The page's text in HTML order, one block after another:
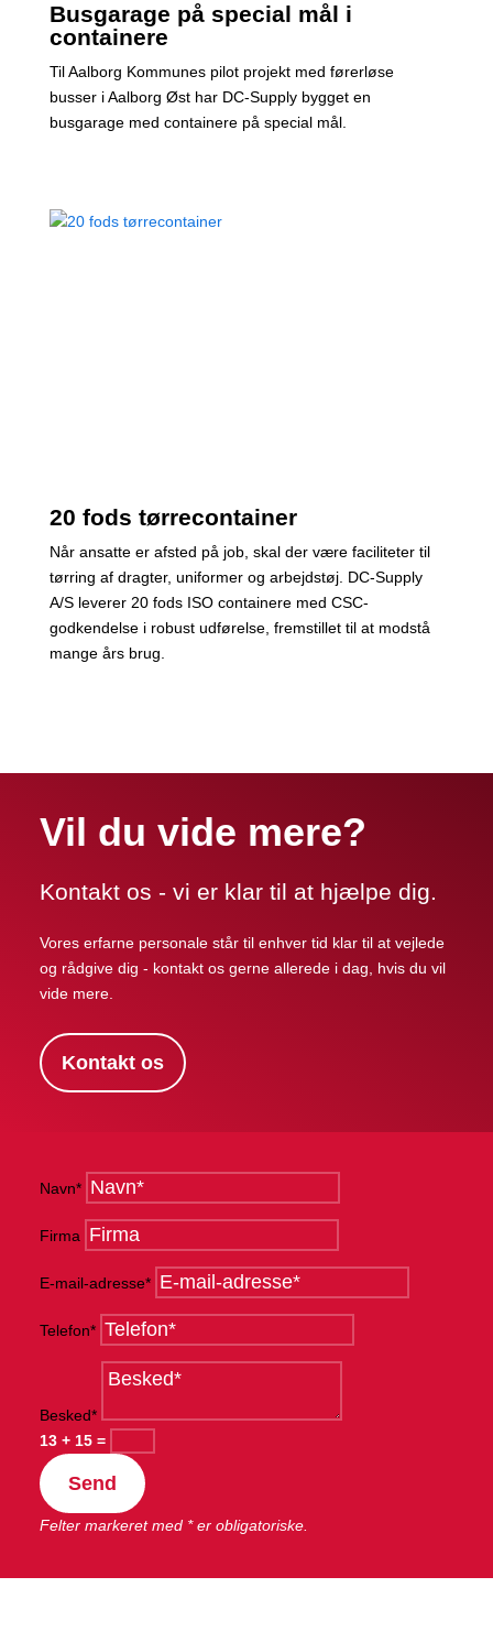
Busgarage på special mål i
containere
Til Aalborg Kommunes pilot projekt med førerløse
busser i Aalborg Øst har DC-Supply bygget en
busgarage med containere på special mål.
20 fods tørrecontainer
Når ansatte er afsted på job, skal der være faciliteter til
tørring af dragter, uniformer og arbejdstøj. DC-Supply
A/S leverer 20 fods ISO containere med CSC-
godkendelse i robust udførelse, fremstillet til at modstå
mange års brug.
Vil du vide mere?
Kontakt os - vi er klar til at hjælpe dig.
Vores erfarne personale står til enhver tid klar til at vejlede
og rådgive dig - kontakt os gerne allerede i dag, hvis du vil
vide mere.
Kontakt os
Navn*
Firma
E-mail-adresse*
Telefon*
Besked*
13 + 15 =
Send
Felter markeret med * er obligatoriske.